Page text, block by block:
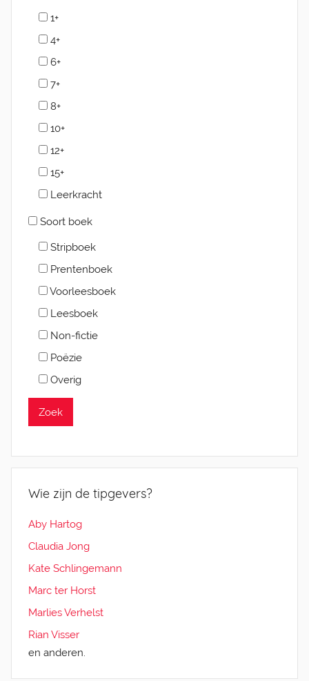
1+
4+
6+
7+
8+
10+
12+
15+
Leerkracht
Soort boek
Stripboek
Prentenboek
Voorleesboek
Leesboek
Non-fictie
Poëzie
Overig
Wie zijn de tipgevers?
Aby Hartog
Claudia Jong
Kate Schlingemann
Marc ter Horst
Marlies Verhelst
Rian Visser
en anderen.